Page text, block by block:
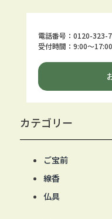
電話番号：0120-323-
受付時間：9:00～
カテゴリー
ご宝前
線香
仏具